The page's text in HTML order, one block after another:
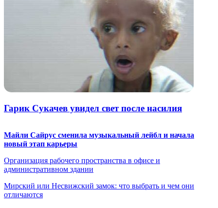
Гарик Сукачев увидел свет после насилия
Майли Сайрус сменила музыкальный лейбл и начала
новый этап карьеры
Организация рабочего пространства в офисе и
административном здании
Мирский или Несвижский замок: что выбрать и чем они
отличаются